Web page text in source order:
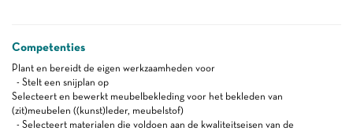
Competenties
Plant en bereidt de eigen werkzaamheden voor
- Stelt een snijplan op
Selecteert en bewerkt meubelbekleding voor het bekleden van
(zit)meubelen ((kunst)leder, meubelstof)
- Selecteert materialen die voldoen aan de kwaliteitseisen van de